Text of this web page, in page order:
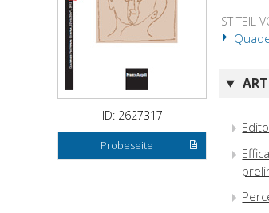
ID: 2627317
Probeseite
IST TEIL